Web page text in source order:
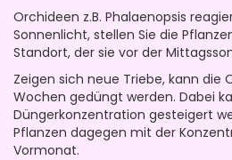
Orchideen z.B. Phalaenopsis
Sonnenlicht, stellen Sie die
Standort, der sie vor der
Zeigen sich neue Triebe, kann die
Wochen gedüngt werden. Dabei
Düngerkonzentration gesteigert
Pflanzen dagegen mit der
Vormonat.